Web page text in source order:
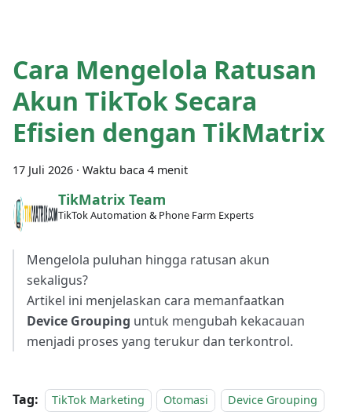
Cara Mengelola Ratusan
Akun TikTok Secara
Efisien dengan TikMatrix
17 Juli 2026 · Waktu baca 4 menit
TikMatrix Team
TikTok Automation & Phone Farm Experts
Mengelola puluhan hingga ratusan akun
sekaligus?
Artikel ini menjelaskan cara memanfaatkan
Device Grouping untuk mengubah kekacauan
menjadi proses yang terukur dan terkontrol.
Tag: TikTok Marketing Otomasi
Device Grouping